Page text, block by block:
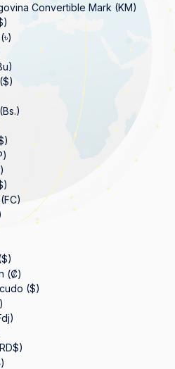
Convertible Mark (KM)
(₡)
($)
Algerian Dinar (د.ج)